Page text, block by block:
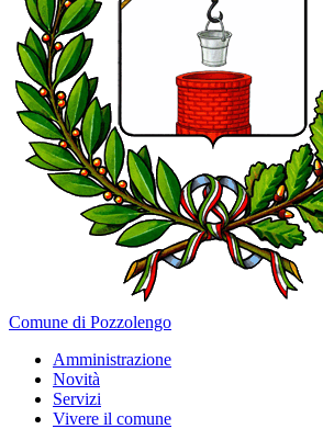
Comune di Pozzolengo
Amministrazione
Novità
Servizi
Vivere il comune